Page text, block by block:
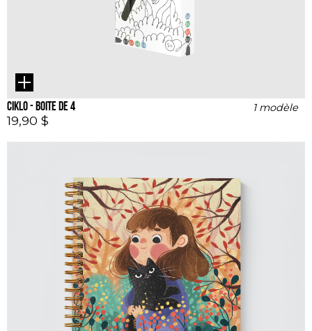
ciklo - boite de 4 1 modèle
19,90 $